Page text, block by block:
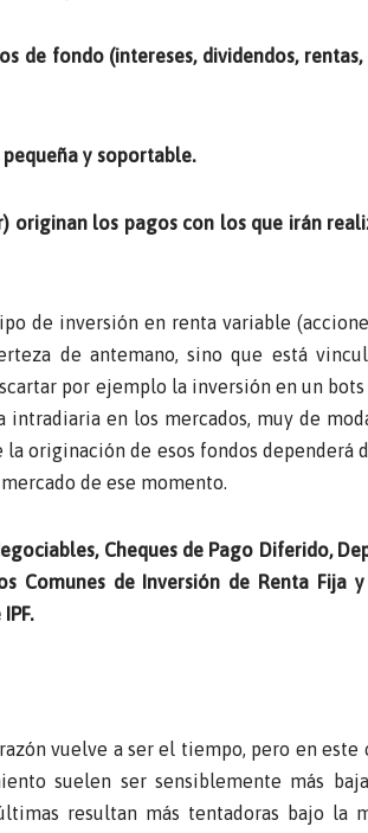
de fondo (intereses, dividendos, rentas,
y soportable.
originan los pagos con los que irán
de inversión en renta variable
de antemano, sino que está
por ejemplo la inversión en un bots
en los mercados, muy de
originación de esos fondos dependerá
de ese momento.
Cheques de Pago Diferido,
Comunes de Inversión de Renta Fija y
vuelve a ser el tiempo, pero en este
suelen ser sensiblemente más
resultan más tentadoras bajo la